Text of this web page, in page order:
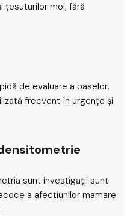
țesuturilor moi, fără
de evaluare a oaselor,
frecvent în urgențe și
sunt investigații sunt
a afecțiunilor mamare